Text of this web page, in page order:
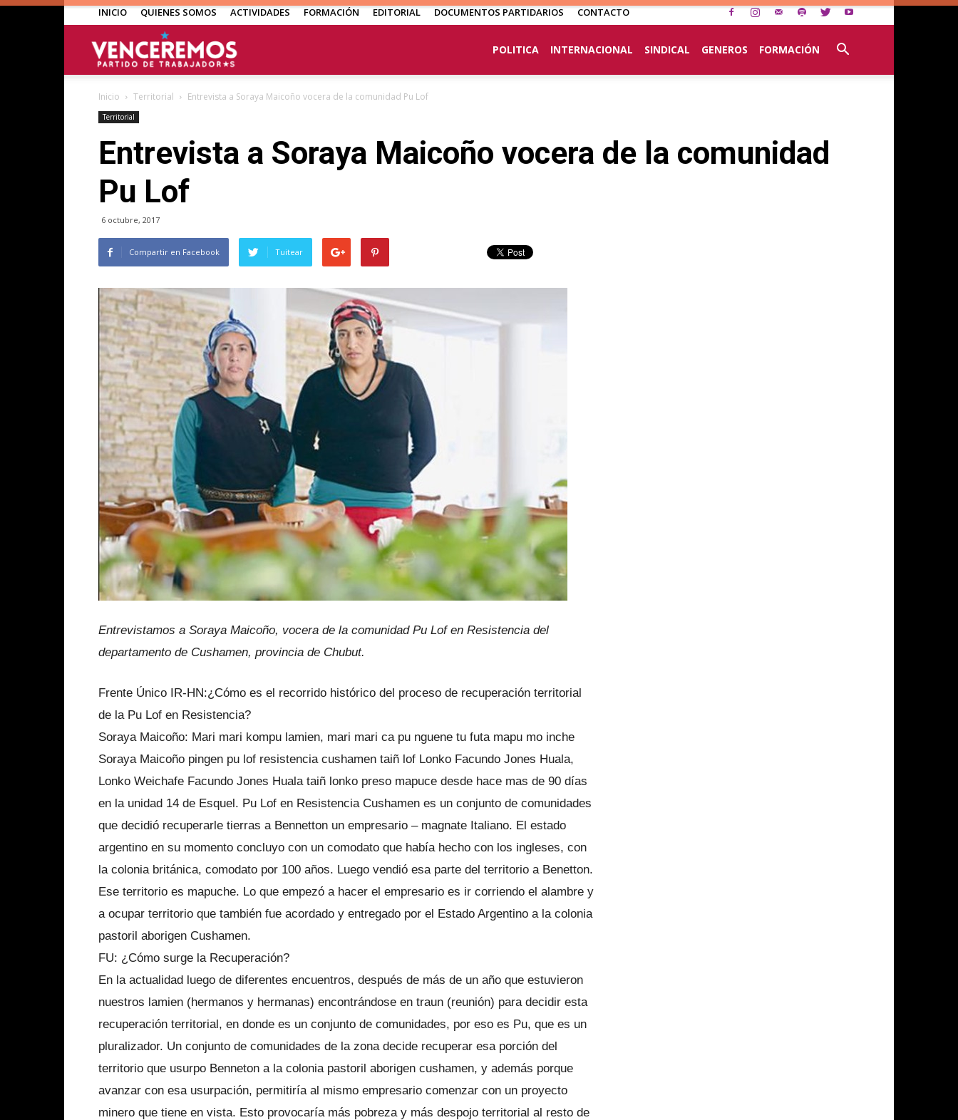
INICIO QUIENES SOMOS ACTIVIDADES FORMACIÓN EDITORIAL DOCUMENTOS PARTIDARIOS CONTACTO
POLITICA INTERNACIONAL SINDICAL GENEROS FORMACIÓN
Inicio Territorial Entrevista a Soraya Maicoño vocera de la comunidad Pu Lof
Territorial
Entrevista a Soraya Maicoño vocera de la comunidad
Pu Lof
6 octubre, 2017
Compartir en Facebook Tuitear
Entrevistamos a Soraya Maicoño, vocera de la comunidad Pu Lof en Resistencia del
departamento de Cushamen, provincia de Chubut.
Frente Único IR-HN:¿Cómo es el recorrido histórico del proceso de recuperación territorial
de la Pu Lof en Resistencia?
Soraya Maicoño: Mari mari kompu lamien, mari mari ca pu nguene tu futa mapu mo inche
Soraya Maicoño pingen pu lof resistencia cushamen taiñ lof Lonko Facundo Jones Huala,
Lonko Weichafe Facundo Jones Huala taiñ lonko preso mapuce desde hace mas de 90 días
en la unidad 14 de Esquel. Pu Lof en Resistencia Cushamen es un conjunto de comunidades
que decidió recuperarle tierras a Bennetton un empresario – magnate Italiano. El estado
argentino en su momento concluyo con un comodato que había hecho con los ingleses, con
la colonia británica, comodato por 100 años. Luego vendió esa parte del territorio a Benetton.
Ese territorio es mapuche. Lo que empezó a hacer el empresario es ir corriendo el alambre y
a ocupar territorio que también fue acordado y entregado por el Estado Argentino a la colonia
pastoril aborigen Cushamen.
FU: ¿Cómo surge la Recuperación?
En la actualidad luego de diferentes encuentros, después de más de un año que estuvieron
nuestros lamien (hermanos y hermanas) encontrándose en traun (reunión) para decidir esta
recuperación territorial, en donde es un conjunto de comunidades, por eso es Pu, que es un
pluralizador. Un conjunto de comunidades de la zona decide recuperar esa porción del
territorio que usurpo Benneton a la colonia pastoril aborigen cushamen, y además porque
avanzar con esa usurpación, permitiría al mismo empresario comenzar con un proyecto
minero que tiene en vista. Esto provocaría más pobreza y más despojo territorial al resto de